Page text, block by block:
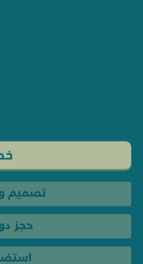
تصميم
تصميم
تصميم